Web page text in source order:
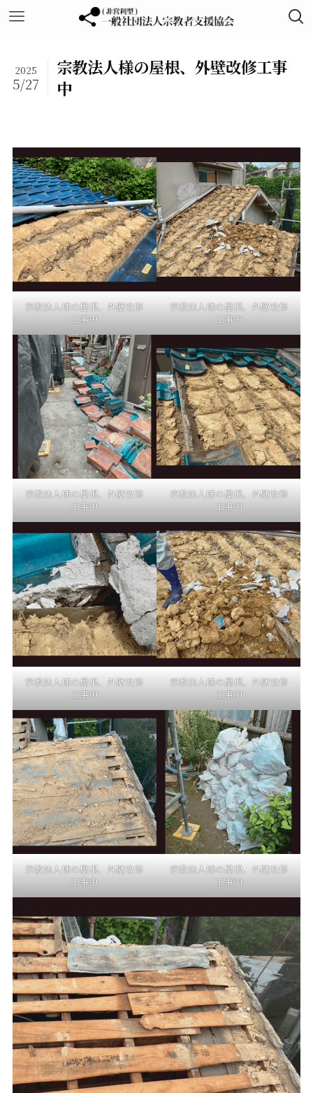
宗教法人様の屋根、外壁改修工事
中
2025
5/27
宗教法人様の屋根、外壁改修
工事中
宗教法人様の屋根、外壁改修
工事中
宗教法人様の屋根、外壁改修
工事中
宗教法人様の屋根、外壁改修
工事中
宗教法人様の屋根、外壁改修
工事中
宗教法人様の屋根、外壁改修
工事中
宗教法人様の屋根、外壁改修
工事中
宗教法人様の屋根、外壁改修
工事中